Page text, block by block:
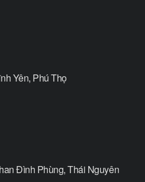
Yên, Phú Thọ
Đình Phùng, Thái Nguyên